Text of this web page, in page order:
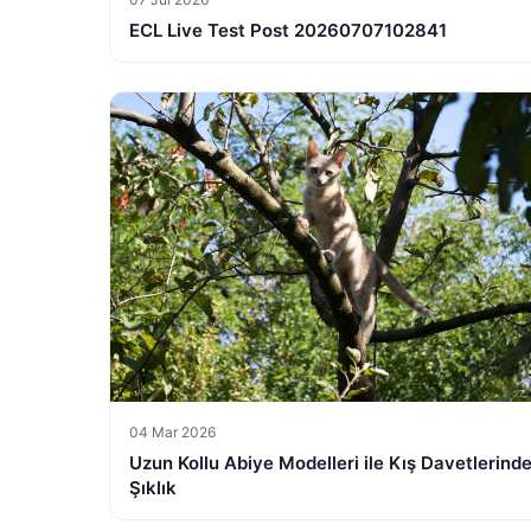
ECL Live Test Post 20260707102841
04 Mar 2026
Uzun Kollu Abiye Modelleri ile Kış Davetlerinde
Şıklık